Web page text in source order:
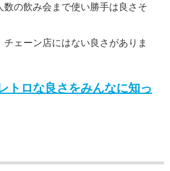
の飲み会まで使い勝手は良さそ
ェーン店にはない良さがありま
トロな良さをみんなに知っ